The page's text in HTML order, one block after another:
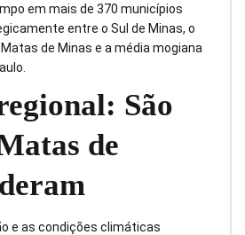
em mais de 370 municípios
entre o Sul de Minas, o
de Minas e a média mogiana
São
de
e as condições climáticas